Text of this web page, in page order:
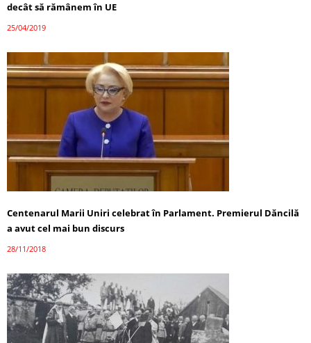
decât să rămânem în UE
25/04/2019
Centenarul Marii Uniri celebrat în Parlament. Premierul Dăncilă
a avut cel mai bun discurs
28/11/2018